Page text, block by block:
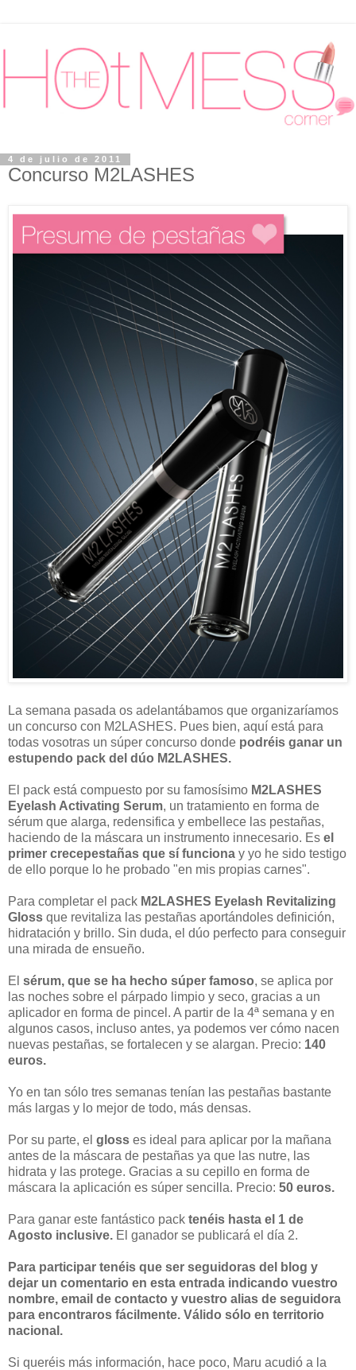
4 de julio de 2011
Concurso M2LASHES
La semana pasada os adelantábamos que organizaríamos
un concurso con M2LASHES. Pues bien, aquí está para
todas vosotras un súper concurso donde podréis ganar un
estupendo pack del dúo M2LASHES.
El pack está compuesto por su famosísimo M2LASHES
Eyelash Activating Serum, un tratamiento en forma de
sérum que alarga, redensifica y embellece las pestañas,
haciendo de la máscara un instrumento innecesario. Es el
primer crecepestañas que sí funciona y yo he sido testigo
de ello porque lo he probado "en mis propias carnes".
Para completar el pack M2LASHES Eyelash Revitalizing
Gloss que revitaliza las pestañas aportándoles definición,
hidratación y brillo. Sin duda, el dúo perfecto para conseguir
una mirada de ensueño.
El sérum, que se ha hecho súper famoso, se aplica por
las noches sobre el párpado limpio y seco, gracias a un
aplicador en forma de pincel. A partir de la 4ª semana y en
algunos casos, incluso antes, ya podemos ver cómo nacen
nuevas pestañas, se fortalecen y se alargan. Precio: 140
euros.
Yo en tan sólo tres semanas tenían las pestañas bastante
más largas y lo mejor de todo, más densas.
Por su parte, el gloss es ideal para aplicar por la mañana
antes de la máscara de pestañas ya que las nutre, las
hidrata y las protege. Gracias a su cepillo en forma de
máscara la aplicación es súper sencilla. Precio: 50 euros.
Para ganar este fantástico pack tenéis hasta el 1 de
Agosto inclusive. El ganador se publicará el día 2.
Para participar tenéis que ser seguidoras del blog y
dejar un comentario en esta entrada indicando vuestro
nombre, email de contacto y vuestro alias de seguidora
para encontraros fácilmente. Válido sólo en territorio
nacional.
Si queréis más información, hace poco, Maru acudió a la